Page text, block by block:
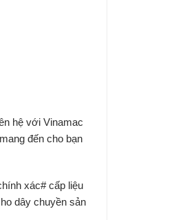
hệ với Vinamac
mang đến cho bạn
xác# cấp liệu
dây chuyền sản